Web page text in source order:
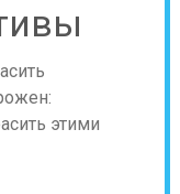
этими